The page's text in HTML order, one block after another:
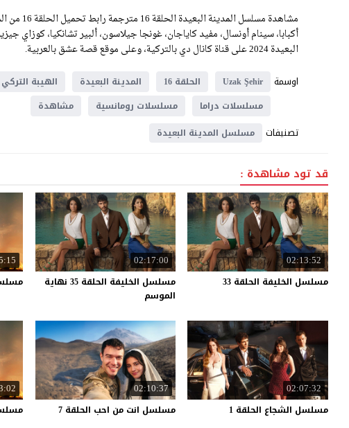
أكبابا، سينام أونسال، مفيد كاياجان، غونجا جيلاسون، ألبير تشانكيا، كوزاي
البعيدة 2024 على قناة كانال دي بالتركية، وعلى موقع قصة عشق بالعربية.
اوسمة
Uzak Şehir الحلقة 16 المدينة البعيدة الهيبة التركي
مسلسلات دراما
مسلسلات رومانسية مشاهدة
تصنيفات مسلسل المدينة البعيدة
قد تود مشاهدة :
02:13:52
مسلسل الخليفة الحلقة 33
02:17:00
مسلسل الخليفة الحلقة 35 نهاية
الموسم
02:07:32
مسلسل الشجاع الحلقة 1
02:10:37
مسلسل انت من احب الحلقة 7